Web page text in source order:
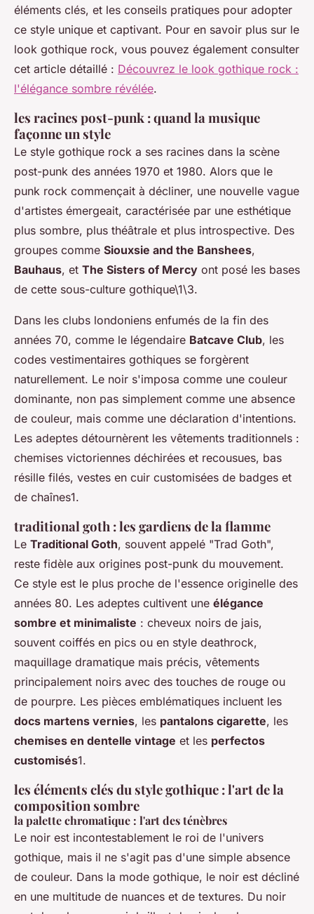
éléments clés, et les conseils pratiques pour adopter
ce style unique et captivant. Pour en savoir plus sur le
look gothique rock, vous pouvez également consulter
cet article détaillé : Découvrez le look gothique rock :
l'élégance sombre révélée.
les racines post-punk : quand la musique
façonne un style
Le style gothique rock a ses racines dans la scène
post-punk des années 1970 et 1980. Alors que le
punk rock commençait à décliner, une nouvelle vague
d'artistes émergeait, caractérisée par une esthétique
plus sombre, plus théâtrale et plus introspective. Des
groupes comme Siouxsie and the Banshees,
Bauhaus, et The Sisters of Mercy ont posé les bases
de cette sous-culture gothique\1\3.
Dans les clubs londoniens enfumés de la fin des
années 70, comme le légendaire Batcave Club, les
codes vestimentaires gothiques se forgèrent
naturellement. Le noir s'imposa comme une couleur
dominante, non pas simplement comme une absence
de couleur, mais comme une déclaration d'intentions.
Les adeptes détournèrent les vêtements traditionnels :
chemises victoriennes déchirées et recousues, bas
résille filés, vestes en cuir customisées de badges et
de chaînes1.
traditional goth : les gardiens de la flamme
Le Traditional Goth, souvent appelé "Trad Goth",
reste fidèle aux origines post-punk du mouvement.
Ce style est le plus proche de l'essence originelle des
années 80. Les adeptes cultivent une élégance
sombre et minimaliste : cheveux noirs de jais,
souvent coiffés en pics ou en style deathrock,
maquillage dramatique mais précis, vêtements
principalement noirs avec des touches de rouge ou
de pourpre. Les pièces emblématiques incluent les
docs martens vernies, les pantalons cigarette, les
chemises en dentelle vintage et les perfectos
customisés1.
les éléments clés du style gothique : l'art de la
composition sombre
la palette chromatique : l'art des ténèbres
Le noir est incontestablement le roi de l'univers
gothique, mais il ne s'agit pas d'une simple absence
de couleur. Dans la mode gothique, le noir est décliné
en une multitude de nuances et de textures. Du noir